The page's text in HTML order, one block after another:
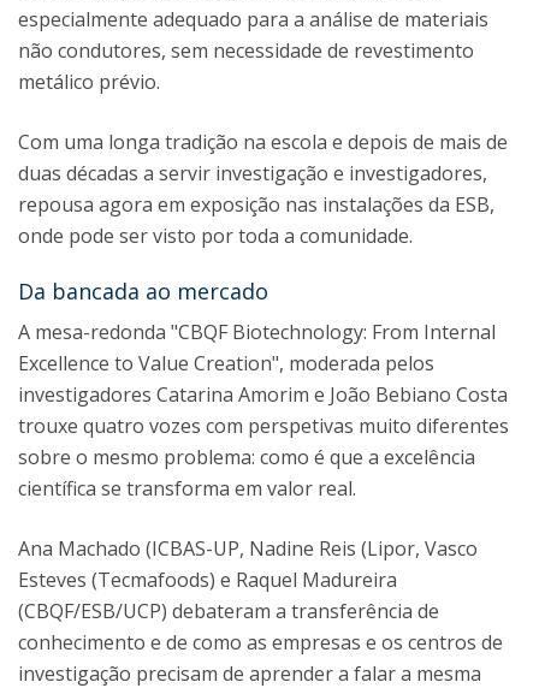
especialmente adequado para a análise de materiais
não condutores, sem necessidade de revestimento
metálico prévio.
Com uma longa tradição na escola e depois de mais de
duas décadas a servir investigação e investigadores,
repousa agora em exposição nas instalações da ESB,
onde pode ser visto por toda a comunidade.
Da bancada ao mercado
A mesa-redonda "CBQF Biotechnology: From Internal
Excellence to Value Creation", moderada pelos
investigadores Catarina Amorim e João Bebiano Costa
trouxe quatro vozes com perspetivas muito diferentes
sobre o mesmo problema: como é que a excelência
científica se transforma em valor real.
Ana Machado (ICBAS-UP, Nadine Reis (Lipor, Vasco
Esteves (Tecmafoods) e Raquel Madureira
(CBQF/ESB/UCP) debateram a transferência de
conhecimento e de como as empresas e os centros de
investigação precisam de aprender a falar a mesma